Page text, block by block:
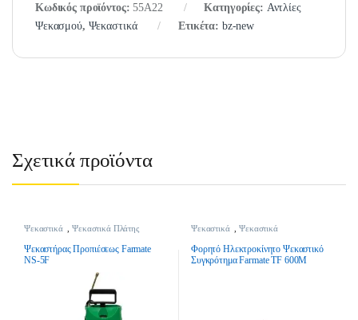
Κωδικός προϊόντος:55A22 Κατηγορίες: Αντλίες
Ψεκασμού, Ψεκαστικά Ετικέτα: bz-new
Σχετικά προϊόντα
Ψεκαστικά ,Ψεκαστικά Πλάτης
Ψεκαστήρας Προπιέσεως Farmate
NS-5F
Ψεκαστικά ,Ψεκαστικά
Φορητό Ηλεκτροκίνητο Ψεκαστικό
Συγκρότημα Farmate TF 600M